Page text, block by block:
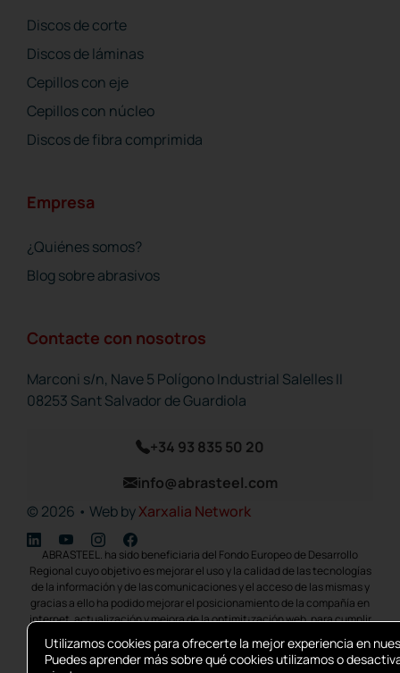
Discos de corte
Discos de láminas
Cepillos con eje
Cepillos con núcleo
Discos de fibra comprimida
Empresa
¿Quiénes somos?
Blog sobre abrasivos
Contacte con nosotros
Marconi s/n, Nave 5 Polígono Industrial Salelles II
08253 Sant Salvador de Guardiola
+34 93 835 50 20
info@abrasteel.com
© 2026 • Web byXarxalia Network
ABRASTEEL. ha sido beneficiaria del Fondo Europeo de Desarrollo
Regional cuyo objetivo es mejorar el uso y la calidad de las tecnologías
de la información y de las comunicaciones y el acceso de las mismas y
gracias a ello ha podido mejorar el posicionamiento de la compañía en
internet, actualización y mejora de la optimit¡zación web, para cumplir
con la transformación digital de las PYMES, ayudándolas a integrar
herramientas competitivas para reactivar su actividad, mejorando su
productividad y Competitividad como medida para hacer frente al
Utilizamos cookies para ofrecerte la mejor experiencia en
Puedes aprender más sobre qué cookies utilizamos o